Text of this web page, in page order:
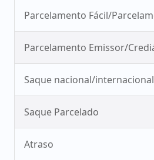
Parcelamento Fácil/
Parcelamento Emissor/
Saque nacional/
Saque Parcelado
Atraso